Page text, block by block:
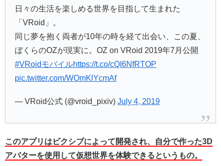
日々の生活を楽しめる世界を目指して生まれた
「VRoid」。
同じ夢を抱く両者が10年の時を経て出会い、この夏、
ぼくらのOZが現実に。OZ on VRoid 2019年7月公開
#VRoidモバイルhttps://t.co/cQI6NfRTOP
pic.twitter.com/WOmKlYcmAf
— VRoid公式 (@vroid_pixiv)July 4, 2019
このアプリはピクシブによって開発され、自分で作った3D
アバターを使用して仮想世界を体験できるというもの。